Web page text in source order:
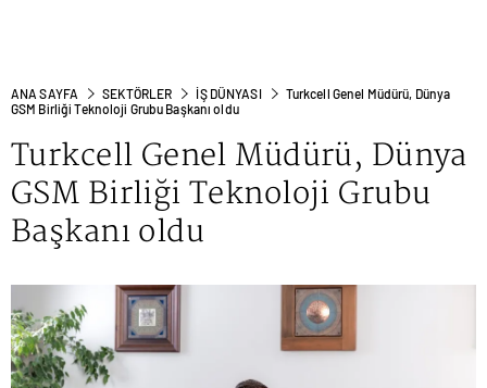
ANA SAYFA SEKTÖRLER İŞ DÜNYASI
Turkcell Genel Müdürü, Dünya
GSM Birliği Teknoloji Grubu Başkanı oldu
Turkcell Genel Müdürü, Dünya
GSM Birliği Teknoloji Grubu
Başkanı oldu